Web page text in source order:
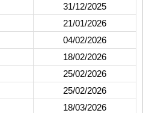
31/12/2025
21/01/2026
04/02/2026
18/02/2026
25/02/2026
25/02/2026
18/03/2026